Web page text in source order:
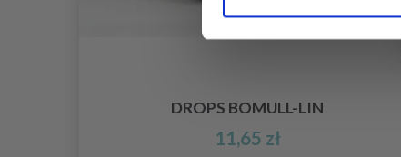
DROPS BOMULL-LIN
11,65 zł